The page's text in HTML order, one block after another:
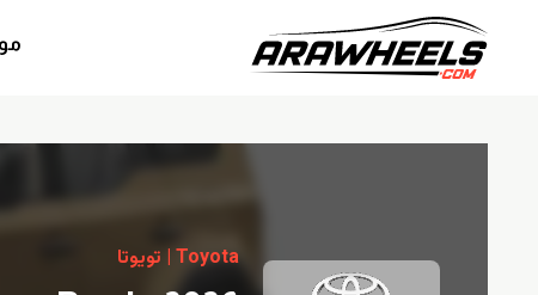
Toyota | تويوتا